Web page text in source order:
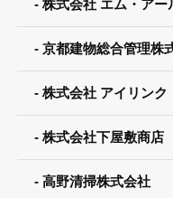
株式会社 エム・アー
京都建物総合管理株
株式会社 アイリンク
株式会社下屋敷商店
高野清掃株式会社